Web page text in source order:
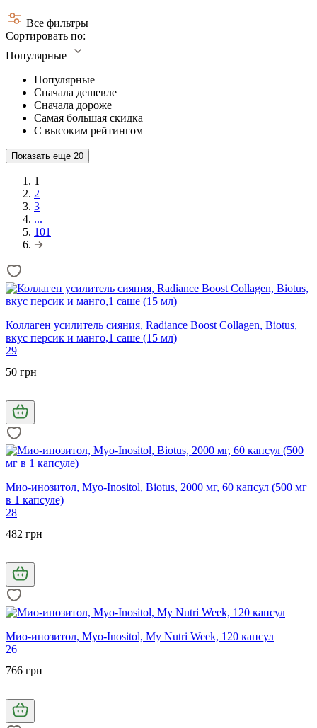
Все фильтры
Сортировать по:
Популярные
Популярные
Сначала дешевле
Сначала дороже
Самая большая скидка
С высоким рейтингом
Показать еще 20
1
2
3
...
101
Коллаген усилитель сияния, Radiance Boost Collagen, Biotus,
вкус персик и манго,1 саше (15 мл)
29
50 грн
Мио-инозитол, Myo-Inositol, Biotus, 2000 мг, 60 капсул (500 мг
в 1 капсуле)
28
482 грн
Мио-инозитол, Myo-Inositol, My Nutri Week, 120 капсул
26
766 грн